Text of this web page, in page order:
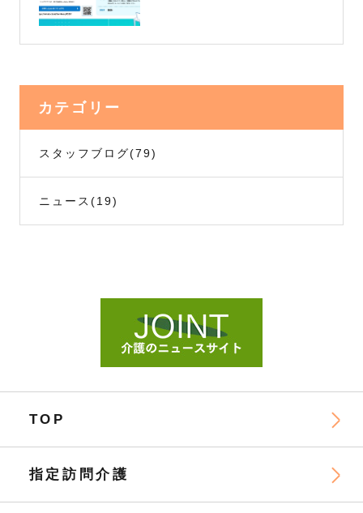
カテゴリー
スタッフブログ(79)
ニュース (19)
TOP
指定訪問介護